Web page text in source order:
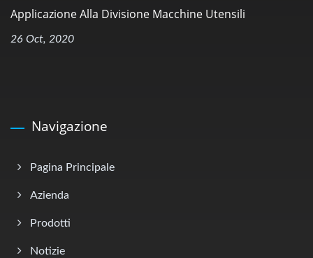
Applicazione Alla Divisione Macchine Utensili
26 Oct, 2020
Navigazione
Pagina Principale
Azienda
Prodotti
Notizie